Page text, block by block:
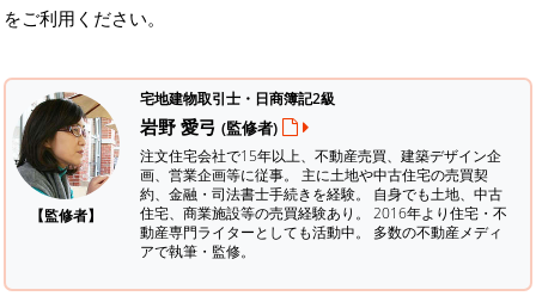
をご利用ください。
【監修者】
宅地建物取引士・日商簿記2級
岩野 愛弓 (監修者)
注文住宅会社で15年以上、不動産売買、建築デザイン企
画、営業企画等に従事。 主に土地や中古住宅の売買契
約、金融・司法書士手続きを経験。 自身でも土地、中古
住宅、商業施設等の売買経験あり。 2016年より住宅・不
動産専門ライターとしても活動中。 多数の不動産メディ
アで執筆・監修。